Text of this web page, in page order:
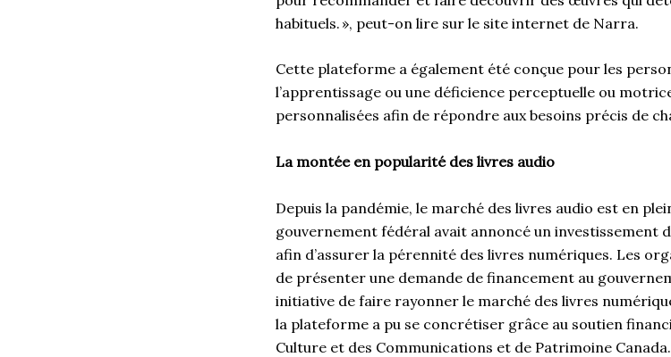
habituels. », peut-on lire sur le site internet de Narra.
Cette plateforme a également été conçue pour les
l’apprentissage ou une déficience perceptuelle ou
personnalisées afin de répondre aux besoins précis de
La montée en popularité des livres audio
Depuis la pandémie, le marché des livres audio est en
gouvernement fédéral avait annoncé un investissement
afin d’assurer la pérennité des livres numériques. Les
de présenter une demande de financement au
initiative de faire rayonner le marché des livres
la plateforme a pu se concrétiser grâce au soutien
Culture et des Communications et de Patrimoine Canada.